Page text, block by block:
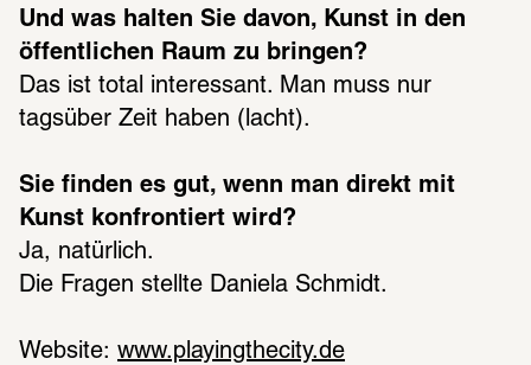
Und was halten Sie davon, Kunst in den
öffentlichen Raum zu bringen?
Das ist total interessant. Man muss nur
tagsüber Zeit haben (lacht).
Sie finden es gut, wenn man direkt mit
Kunst konfrontiert wird?
Ja, natürlich.
Die Fragen stellte Daniela Schmidt.
Website: www.playingthecity.de